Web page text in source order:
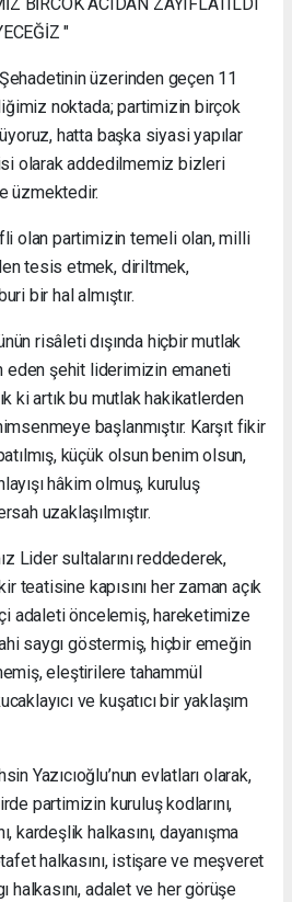
"
üzerinden geçen 11
noktada; partimizin birçok
hatta başka siyasi yapılar
olarak addedilmemiz bizleri
üzmektedir.
olan partimizin temeli olan, milli
tesis etmek, diriltmek,
bir hal almıştır.
risâleti dışında hiçbir mutlak
eden şehit liderimizin emaneti
ki artık bu mutlak hakikatlerden
başlanmıştır. Karşıt fikir
küçük olsun benim olsun,
hâkim olmuş, kuruluş
uzaklaşılmıştır.
Lider sultalarını reddederek,
teatisine kapısını her zaman açık
adaleti öncelemiş, hareketimize
saygı göstermiş, hiçbir emeğin
eleştirilere tahammül
ve kuşatıcı bir yaklaşım
Yazıcıoğlu’nun evlatları olarak,
partimizin kuruluş kodlarını,
kardeşlik halkasını, dayanışma
halkasını, istişare ve meşveret
halkasını, adalet ve her görüşe